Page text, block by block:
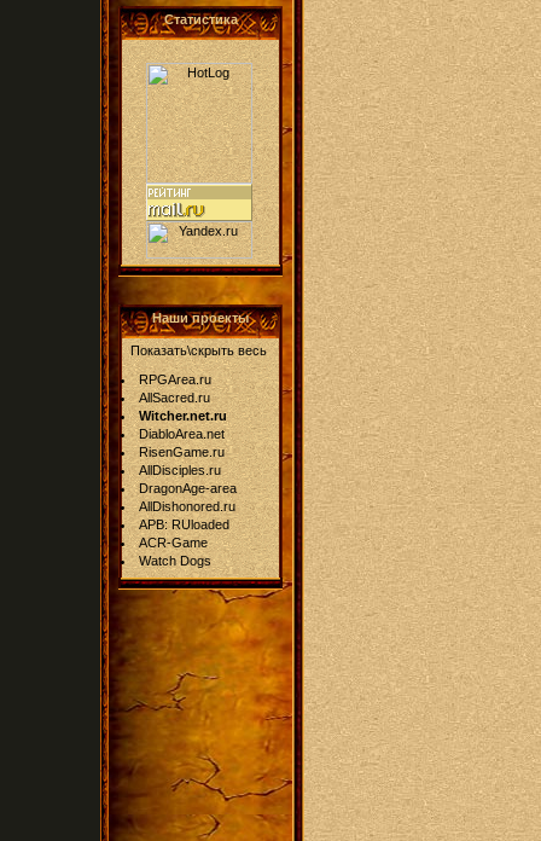
Статистика
Наши проекты
Показать\скрыть весь
RPGArea.ru
AllSacred.ru
Witcher.net.ru
DiabloArea.net
RisenGame.ru
AllDisciples.ru
DragonAge-area
AllDishonored.ru
APB: RUloaded
ACR-Game
Watch Dogs